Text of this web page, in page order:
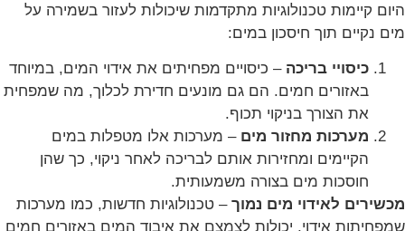
היום קיימות טכנולוגיות מתקדמות שיכולות לעזור בשמירה על
מים נקיים תוך חיסכון במים:
כיסויי בריכה – כיסויים מפחיתים את אידוי המים, במיוחד
באזורים חמים. הם גם מונעים חדירת לכלוך, מה שמפחית
את הצורך בניקוי תכוף.
מערכות מחזור מים – מערכות אלו מטפלות במים
הקיימים ומחזירות אותם לבריכה לאחר ניקוי, כך שהן
חוסכות מים בצורה משמעותית.
מכשירים לאידוי מים נמוך – טכנולוגיות חדשות, כמו מערכות
שמפחיתות אידוי, יכולות לצמצם את איבוד המים באזורים חמים